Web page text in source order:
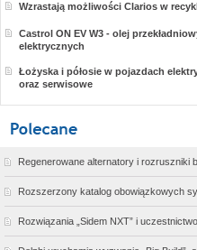
Wzrastają możliwości Clarios w
Castrol ON EV W3 - olej
elektrycznych
Łożyska i półosie w pojazdach
oraz serwisowe
Regenerowane alternatory i
Rozszerzony katalog obowiązkowych
Rozwiązania „Sidem NXT” i